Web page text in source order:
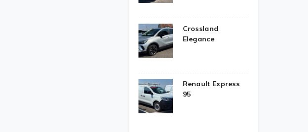
Crossland
Elegance
Renault Express
95